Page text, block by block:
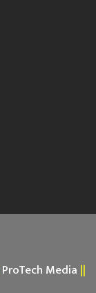
ProTech Media ||